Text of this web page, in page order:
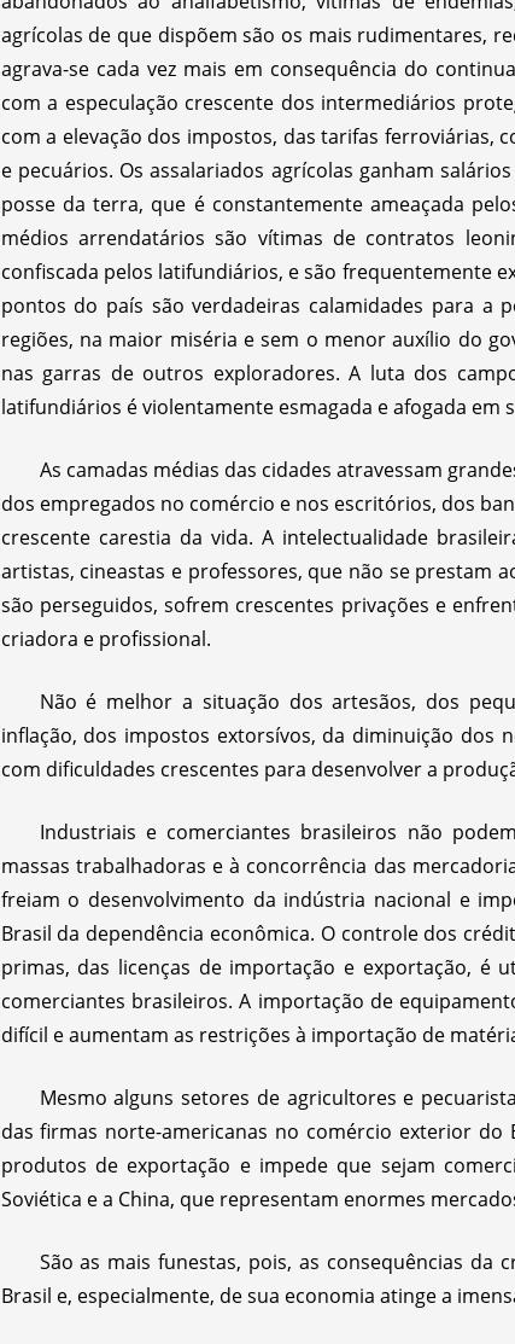
agrícolas de que dispõem são os mais rudimentares,
agrava-se cada vez mais em consequência do
com a especulação crescente dos intermediários
com a elevação dos impostos, das tarifas ferroviárias,
e pecuários. Os assalariados agrícolas ganham
posse da terra, que é constantemente ameaçada
médios arrendatários são vítimas de contratos
confiscada pelos latifundiários, e são frequentemente
pontos do país são verdadeiras calamidades para a
regiões, na maior miséria e sem o menor auxílio do
nas garras de outros exploradores. A luta dos
latifundiários é violentamente esmagada e afogada em
As camadas médias das cidades atravessam
dos empregados no comércio e nos escritórios, dos
crescente carestia da vida. A intelectualidade
artistas, cineastas e professores, que não se prestam
são perseguidos, sofrem crescentes privações e
criadora e profissional.
Não é melhor a situação dos artesãos, dos
inflação, dos impostos extorsívos, da diminuição dos
com dificuldades crescentes para desenvolver a
Industriais e comerciantes brasileiros não
massas trabalhadoras e à concorrência das
freiam o desenvolvimento da indústria nacional e
Brasil da dependência econômica. O controle dos
primas, das licenças de importação e exportação, é
comerciantes brasileiros. A importação de
difícil e aumentam as restrições à importação de
Mesmo alguns setores de agricultores e
das firmas norte-americanas no comércio exterior
produtos de exportação e impede que sejam
Soviética e a China, que representam enormes
São as mais funestas, pois, as consequências da
Brasil e, especialmente, de sua economia atinge a